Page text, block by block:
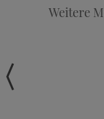
Weitere